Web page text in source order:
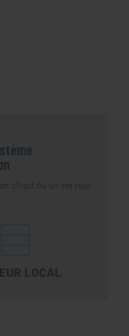
cloud ou un serveur
LOCAL